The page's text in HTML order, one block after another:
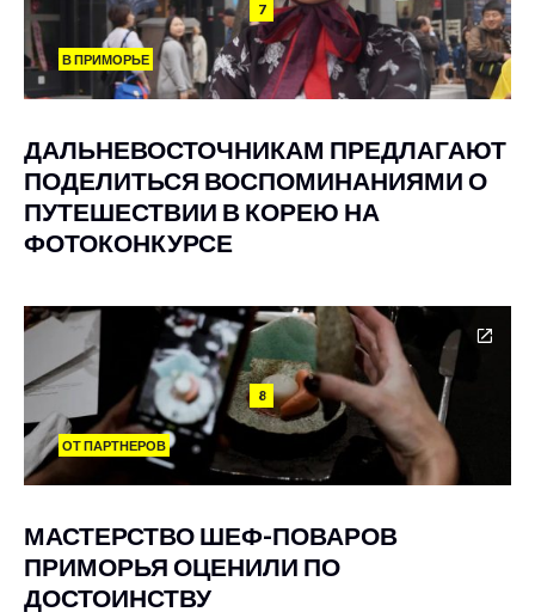
7
В ПРИМОРЬЕ
ДАЛЬНЕВОСТОЧНИКАМ ПРЕДЛАГАЮТ
ПОДЕЛИТЬСЯ ВОСПОМИНАНИЯМИ О
ПУТЕШЕСТВИИ В КОРЕЮ НА
ФОТОКОНКУРСЕ
8
ОТ ПАРТНЕРОВ
МАСТЕРСТВО ШЕФ-ПОВАРОВ
ПРИМОРЬЯ ОЦЕНИЛИ ПО
ДОСТОИНСТВУ